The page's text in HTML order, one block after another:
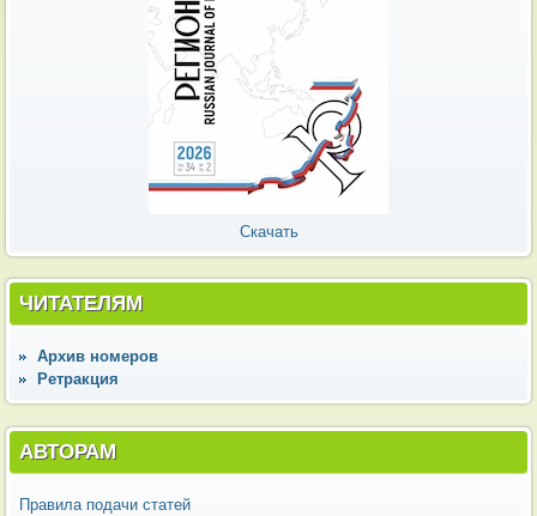
Скачать
ЧИТАТЕЛЯМ
Архив номеров
Ретракция
АВТОРАМ
Правила подачи статей